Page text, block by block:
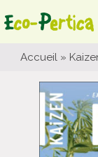
Accueil »